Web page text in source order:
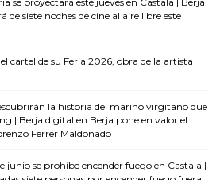
de siete noches de cine al aire libre este
cartel de su Feria 2026, obra de la artista
la historia del marino virgitano que
| Berja digital en Berja pone en valor el
Ferrer Maldonado
junio se prohíbe encender fuego en Castala |